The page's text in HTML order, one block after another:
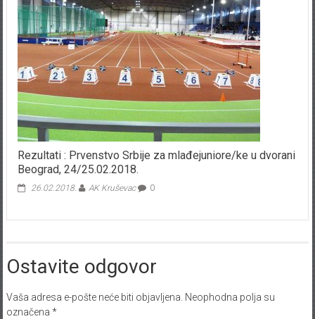
Rezultati : Prvenstvo Srbije za mlađejuniore/ke u dvorani
Beograd, 24/25.02.2018.
26.02.2018. AK Kruševac 0
Ostavite odgovor
Vaša adresa e-pošte neće biti objavljena. Neophodna polja su
označena *